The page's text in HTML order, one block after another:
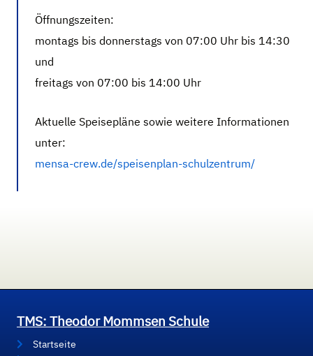
Öffnungszeiten:
montags bis donnerstags von 07:00 Uhr bis 14:30
und
freitags von 07:00 bis 14:00 Uhr
Aktuelle Speisepläne sowie weitere Informationen
unter:
mensa-crew.de/speisenplan-schulzentrum/
TMS: Theodor Mommsen Schule
Startseite